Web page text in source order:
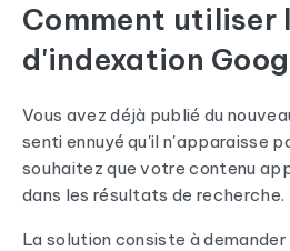
Comment utiliser
d'indexation
Vous avez déjà publié du
senti ennuyé qu'il n'apparaisse
souhaitez que votre contenu
dans les résultats de recherche.
La solution consiste à